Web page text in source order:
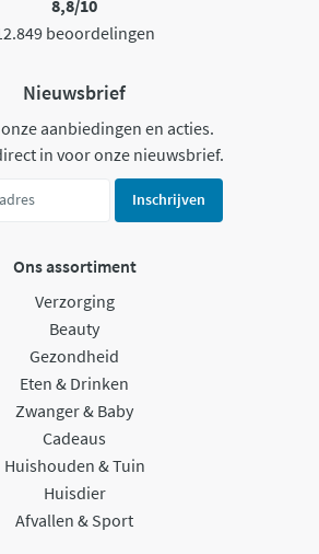
8,8/10
beoordelingen
Nieuwsbrief
aanbiedingen en acties.
in voor onze nieuwsbrief.
Inschrijven
Ons assortiment
Verzorging
Beauty
Gezondheid
Eten & Drinken
Zwanger & Baby
Cadeaus
Huishouden & Tuin
Huisdier
Afvallen & Sport